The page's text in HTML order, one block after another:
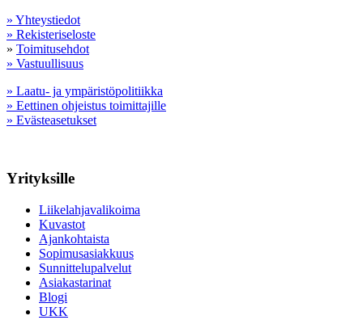
» Yhteystiedot
» Rekisteriseloste
» Toimitusehdot
» Vastuullisuus
» Laatu- ja ympäristöpolitiikka
» Eettinen ohjeistus toimittajille
» Evästeasetukset
Yrityksille
Liikelahjavalikoima
Kuvastot
Ajankohtaista
Sopimusasiakkuus
Sunnittelupalvelut
Asiakastarinat
Blogi
UKK